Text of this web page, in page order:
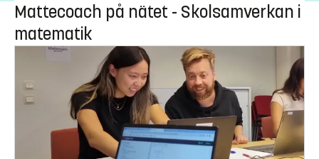
Mattecoach på nätet - Skolsamverkan i
matematik